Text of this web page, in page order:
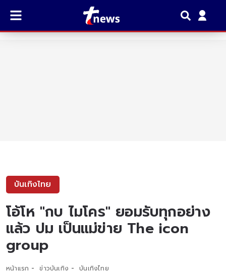
บันเทิงไทย
โอ้โห "กบ ไมโคร" ยอมรับทุกอย่าง
แล้ว ปม เป็นแม่ข่าย The icon
group
หน้าแรก ข่าวบันเทิง บันเทิงไทย